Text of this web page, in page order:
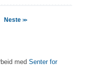
Neste>>
med Senter for